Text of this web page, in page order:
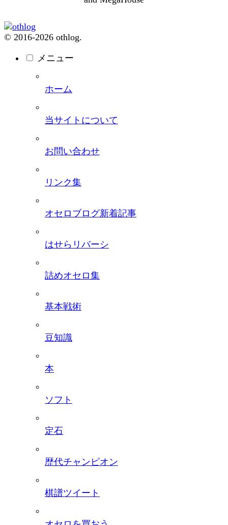
© 2016-2026 othlog.
メニュー
ホーム
当サイトについて
お問い合わせ
リンク集
オセロブログ新着記事
はせらリバーシ
詰めオセロ集
基本戦術
豆知識
本
ソフト
定石
歴代チャンピオン
棋譜ツイート